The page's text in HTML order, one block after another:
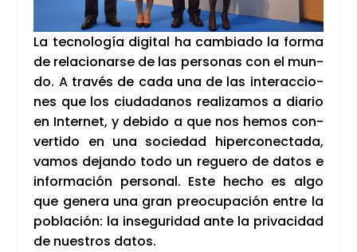
La tec­no­lo­gía digi­tal ha cam­bia­do la for­ma
de rela­cio­nar­se de las per­so­nas con el mun­
do. A tra­vés de cada una de las inter­ac­cio­
nes que los ciu­da­da­nos rea­li­za­mos a dia­rio
en Inter­net, y debi­do a que nos hemos con­
ver­ti­do en una socie­dad hiper­co­nec­ta­da,
vamos dejan­do todo un regue­ro de datos e
infor­ma­ción per­so­nal. Este hecho es algo
que gene­ra una gran preo­cu­pa­ción entre la
pobla­ción: la inse­gu­ri­dad ante la pri­va­ci­dad
de nues­tros datos.